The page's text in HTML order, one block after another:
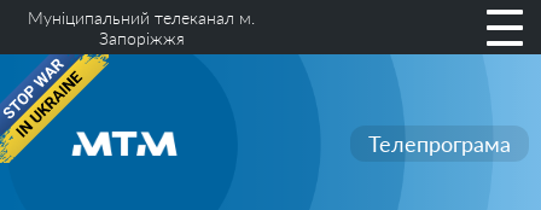
Муніципальний телеканал м.
Запоріжжя
Телепрограма